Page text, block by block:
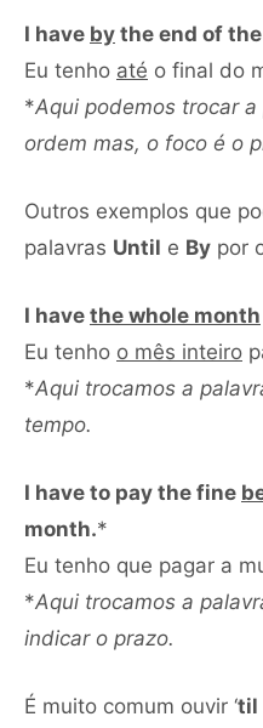
I have by the end of
Eu tenho até o final do
*Aqui podemos trocar
ordem mas, o foco é o
Outros exemplos que
palavras Until e By por
I have the whole month
Eu tenho o mês inteiro
*Aqui trocamos a
tempo.
I have to pay the fine
month.*
Eu tenho que pagar a
*Aqui trocamos a
indicar o prazo.
É muito comum ouvir ‘til